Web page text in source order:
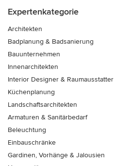
Expertenkategorie
Architekten
Badplanung & Badsanierung
Bauunternehmen
Innenarchitekten
Interior Designer & Raumausstatter
Küchenplanung
Landschaftsarchitekten
Armaturen & Sanitärbedarf
Beleuchtung
Einbauschränke
Gardinen, Vorhänge & Jalousien